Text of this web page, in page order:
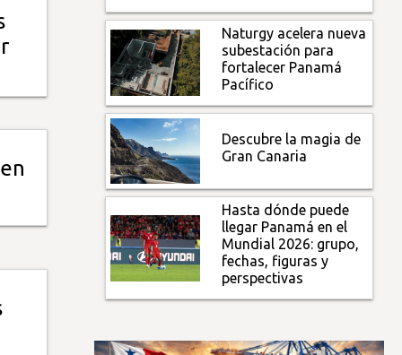
Naturgy acelera nueva
subestación para
fortalecer Panamá
Pacífico
Descubre la magia de
Gran Canaria
Hasta dónde puede
llegar Panamá en el
Mundial 2026: grupo,
fechas, figuras y
perspectivas